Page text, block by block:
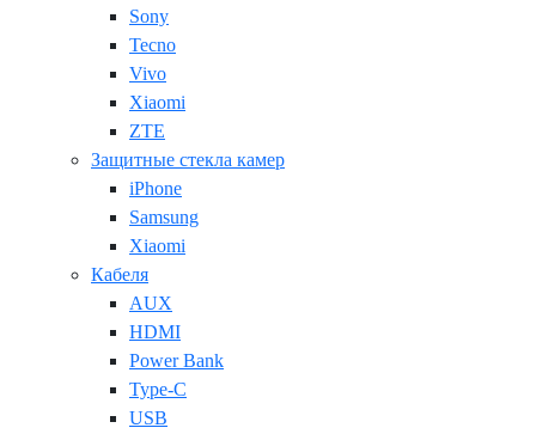
Sony
Tecno
Vivo
Xiaomi
ZTE
Защитные стекла камер
iPhone
Samsung
Xiaomi
Кабеля
AUX
HDMI
Power Bank
Type-C
USB